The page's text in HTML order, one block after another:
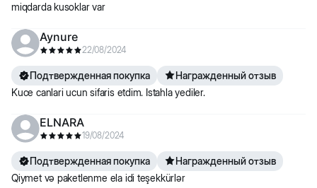
miqdarda kusoklar var
Aynure
22/08/2024
Подтвержденная покупка
Награжденный отзыв
Kuce canlari ucun sifaris etdim. Istahla yediler.
ELNARA
19/08/2024
Подтвержденная покупка
Награжденный отзыв
Qiymet və paketlenme ela idi teşekkürlər